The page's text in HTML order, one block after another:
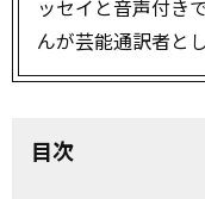
ッセイと音声付き
んが芸能通訳者と
目次